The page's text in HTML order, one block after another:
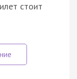
стоит